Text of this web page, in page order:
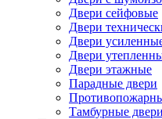
Двери сейфовые
Двери
Двери
Двери
Двери этажные
Парадные двери
Тамбурные двери